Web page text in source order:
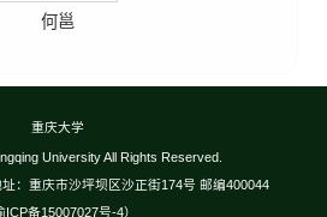
何邕
重庆大学
University All Rights Reserved.
：重庆市沙坪坝区沙正街174号 邮编400044
ICP备15007027号-4）